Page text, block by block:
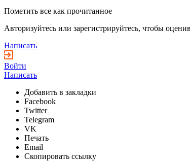
Пометить все как прочитанное
Авторизуйтесь или зарегистрируйтесь, чтобы
Написать
Войти
Написать
Добавить в закладки
Facebook
Twitter
Telegram
VK
Печать
Email
Скопировать ссылку